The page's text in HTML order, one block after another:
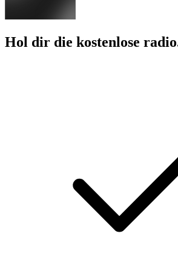
Hol dir die kostenlose